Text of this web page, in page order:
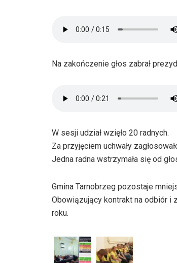
Na zakończenie głos zabrał
W sesji udział wzięło 20 radnych.
Za przyjęciem uchwały
Jedna radna wstrzymała się od
Gmina Tarnobrzeg pozostaje
Obowiązujący kontrakt na odbiór i
roku.